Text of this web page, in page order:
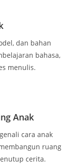
dan bahan
bahasa,
menulis.
Anak
cara anak
ruang
cerita.